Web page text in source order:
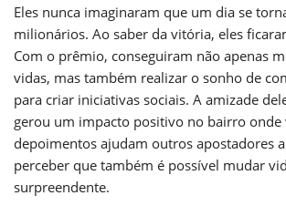
Eles nunca imaginaram que um dia se
milionários. Ao saber da vitória, eles
Com o prêmio, conseguiram não apenas
vidas, mas também realizar o sonho de
para criar iniciativas sociais. A amizade
gerou um impacto positivo no bairro onde
depoimentos ajudam outros apostadores
perceber que também é possível mudar
surpreendente.